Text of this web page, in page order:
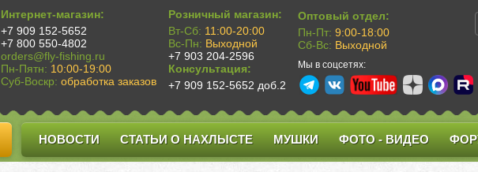
Интернет-магазин:
+7 909 152-5652
+7 800 550-4802
orders@fly-fishing.ru
Пн-Пятн: 10:00-19:00
Суб-Воскр: обработка заказов
Розничный магазин:
Вт-Сб: 11:00-20:00
Вс-Пн: Выходной
+7 903 204-2596
Консультация:
+7 909 152-5652 доб.2
Оптовый отдел:
Пн-Пт: 9:00-18:00
Сб-Вс: Выходной
Мы в соцсетях:
НОВОСТИ СТАТЬИ О НАХЛЫСТЕ МУШКИ ФОТО - ВИДЕО